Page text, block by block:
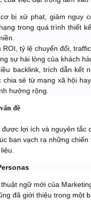
bị xử phạt, giảm nguy
trong quá trình thiết
ROI, tỷ lệ chuyển đổi,
sự hài lòng của khách
backlink, trích dẫn kết
chia sẻ từ mạng xã hội
hưởng rộng.
đề
lợi ích và nguyên tắc
bạn vạch ra những
ngữ mới của
đã giới thiệu trong một